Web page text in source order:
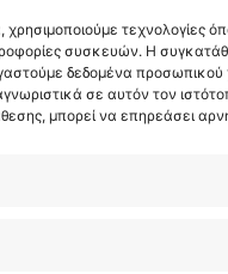
τεχνολογίες
συσκευών. Η
δεδομένα
σε αυτόν τον
μπορεί να επηρεάσει